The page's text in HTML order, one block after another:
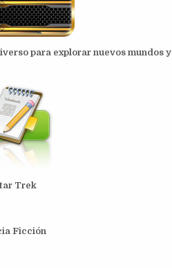
para explorar nuevos mundos y
Trek
Ficción